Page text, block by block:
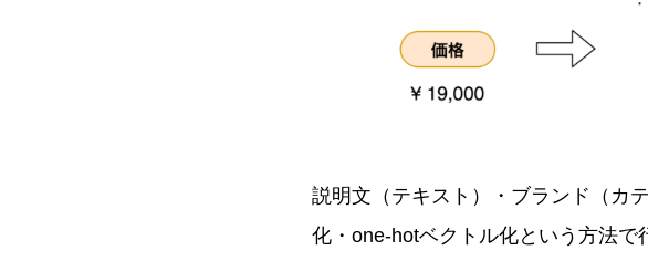
説明文（テキスト）・ブランド（カ
化・one-hotベクトル化という方法で